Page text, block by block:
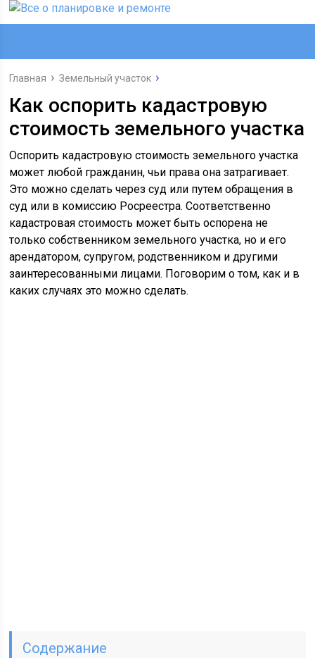
Главная Земельный участок
Как оспорить кадастровую
стоимость земельного участка
Оспорить кадастровую стоимость земельного участка
может любой гражданин, чьи права она затрагивает.
Это можно сделать через суд или путем обращения в
суд или в комиссию Росреестра. Соответственно
кадастровая стоимость может быть оспорена не
только собственником земельного участка, но и его
арендатором, супругом, родственником и другими
заинтересованными лицами. Поговорим о том, как и в
каких случаях это можно сделать.
Содержание